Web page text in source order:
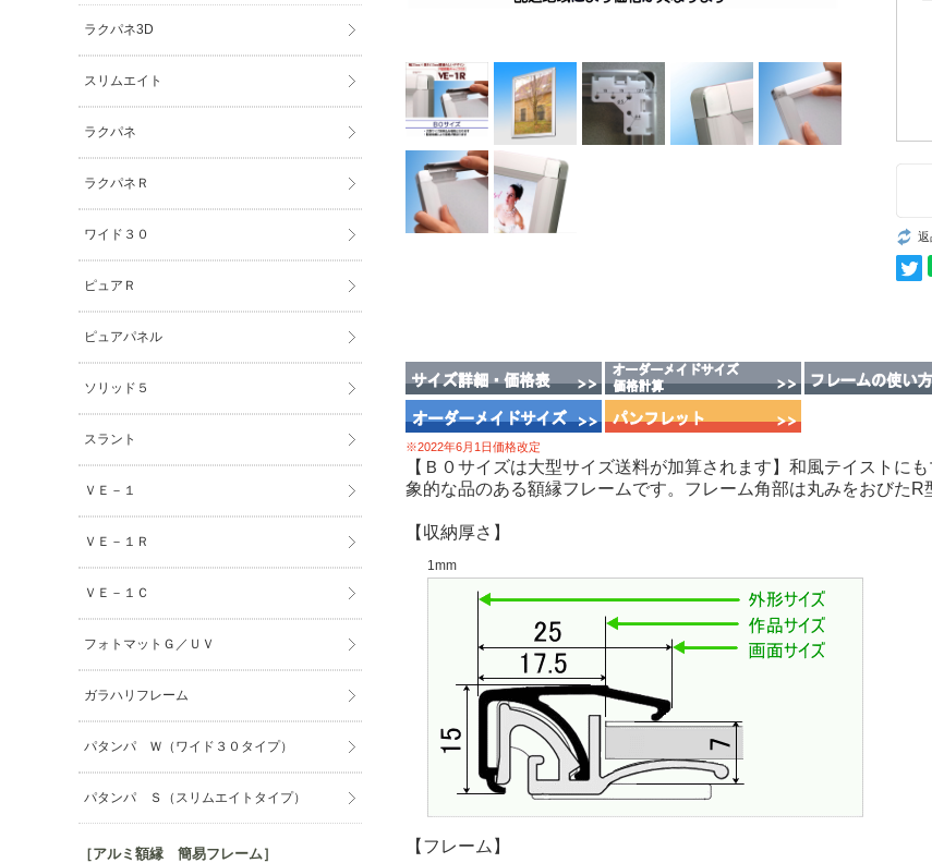
返
※2022年6月1日価格改定
【Ｂ０サイズは大型サイズ送料が加算されます】和風テイストに
象的な品のある額縁フレームです。フレーム角部は丸みをおびたR
【収納厚さ】
1mm
【フレーム】
ラクパネ3D
スリムエイト
ラクパネ
ラクパネＲ
ワイド３０
ピュアＲ
ピュアパネル
ソリッド５
スラント
ＶＥ－１
ＶＥ－１Ｒ
ＶＥ－１Ｃ
フォトマットＧ／ＵＶ
ガラハリフレーム
パタンパ Ｗ（ワイド３０タイプ）
パタンパ Ｓ（スリムエイトタイプ）
［アルミ額縁 簡易フレーム］